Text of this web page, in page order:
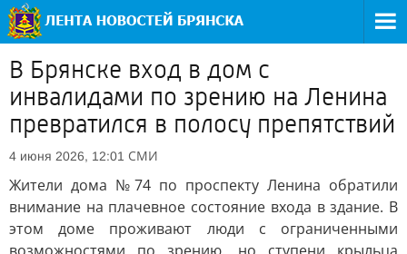
В Брянске вход в дом с
инвалидами по зрению на Ленина
превратился в полосу препятствий
4 июня 2026, 12:01 СМИ
Жители дома №74 по проспекту Ленина обратили
внимание на плачевное состояние входа в здание. В
этом доме проживают люди с ограниченными